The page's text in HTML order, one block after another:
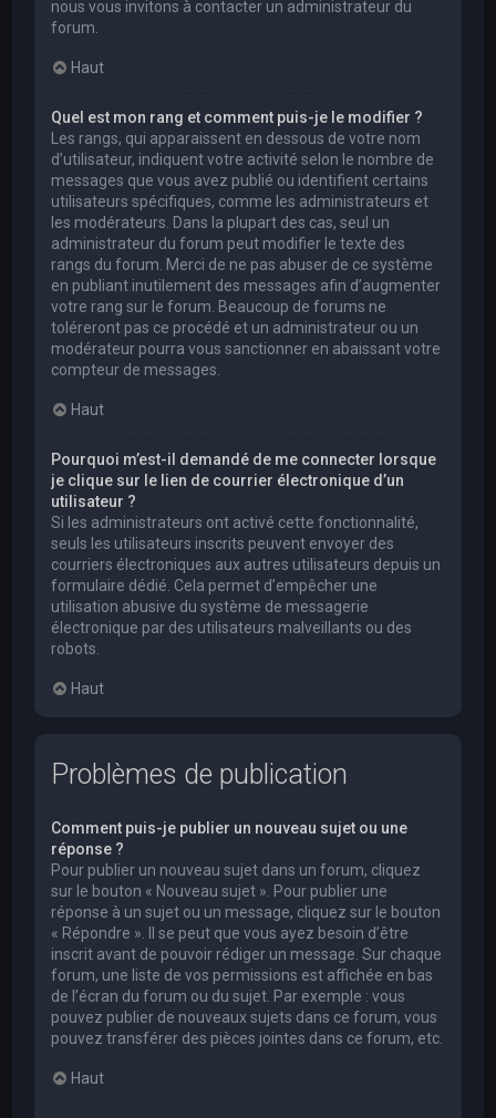
nous vous invitons à contacter un administrateur du
forum.
Haut
Quel est mon rang et comment puis-je le modifier ?
Les rangs, qui apparaissent en dessous de votre nom
d’utilisateur, indiquent votre activité selon le nombre de
messages que vous avez publié ou identifient certains
utilisateurs spécifiques, comme les administrateurs et
les modérateurs. Dans la plupart des cas, seul un
administrateur du forum peut modifier le texte des
rangs du forum. Merci de ne pas abuser de ce système
en publiant inutilement des messages afin d’augmenter
votre rang sur le forum. Beaucoup de forums ne
toléreront pas ce procédé et un administrateur ou un
modérateur pourra vous sanctionner en abaissant votre
compteur de messages.
Haut
Pourquoi m’est-il demandé de me connecter lorsque
je clique sur le lien de courrier électronique d’un
utilisateur ?
Si les administrateurs ont activé cette fonctionnalité,
seuls les utilisateurs inscrits peuvent envoyer des
courriers électroniques aux autres utilisateurs depuis un
formulaire dédié. Cela permet d’empêcher une
utilisation abusive du système de messagerie
électronique par des utilisateurs malveillants ou des
robots.
Haut
Problèmes de publication
Comment puis-je publier un nouveau sujet ou une
réponse ?
Pour publier un nouveau sujet dans un forum, cliquez
sur le bouton « Nouveau sujet ». Pour publier une
réponse à un sujet ou un message, cliquez sur le bouton
« Répondre ». Il se peut que vous ayez besoin d’être
inscrit avant de pouvoir rédiger un message. Sur chaque
forum, une liste de vos permissions est affichée en bas
de l’écran du forum ou du sujet. Par exemple : vous
pouvez publier de nouveaux sujets dans ce forum, vous
pouvez transférer des pièces jointes dans ce forum, etc.
Haut